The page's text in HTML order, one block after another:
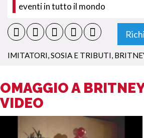
eventi in tutto il mondo
IMITATORI, SOSIA E TRIBUTI,
OMAGGIO A
VIDEO